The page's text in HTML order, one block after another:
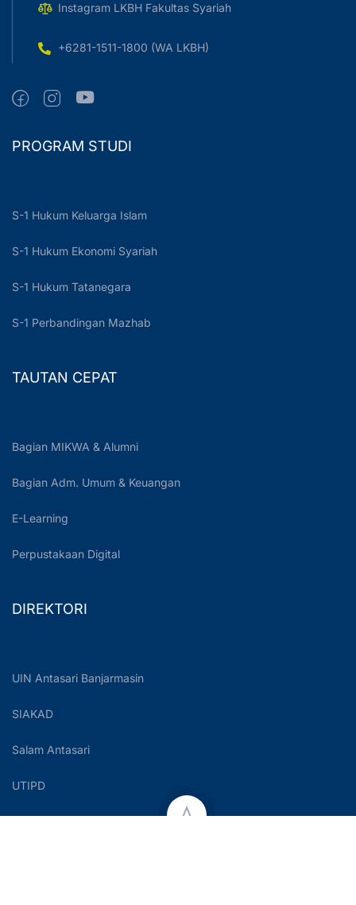
Instagram LKBH Fakultas Syariah
+6281-1511-1800 (WA LKBH)
PROGRAM STUDI
S-1 Hukum Keluarga Islam
S-1 Hukum Ekonomi Syariah
S-1 Hukum Tatanegara
S-1 Perbandingan Mazhab
TAUTAN CEPAT
Bagian MIKWA & Alumni
Bagian Adm. Umum & Keuangan
E-Learning
Perpustakaan Digital
DIREKTORI
UIN Antasari Banjarmasin
SIAKAD
Salam Antasari
UTIPD